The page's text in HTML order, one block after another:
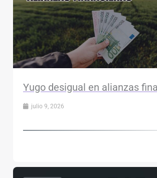
Yugo desigual en alianzas
julio 9, 2026